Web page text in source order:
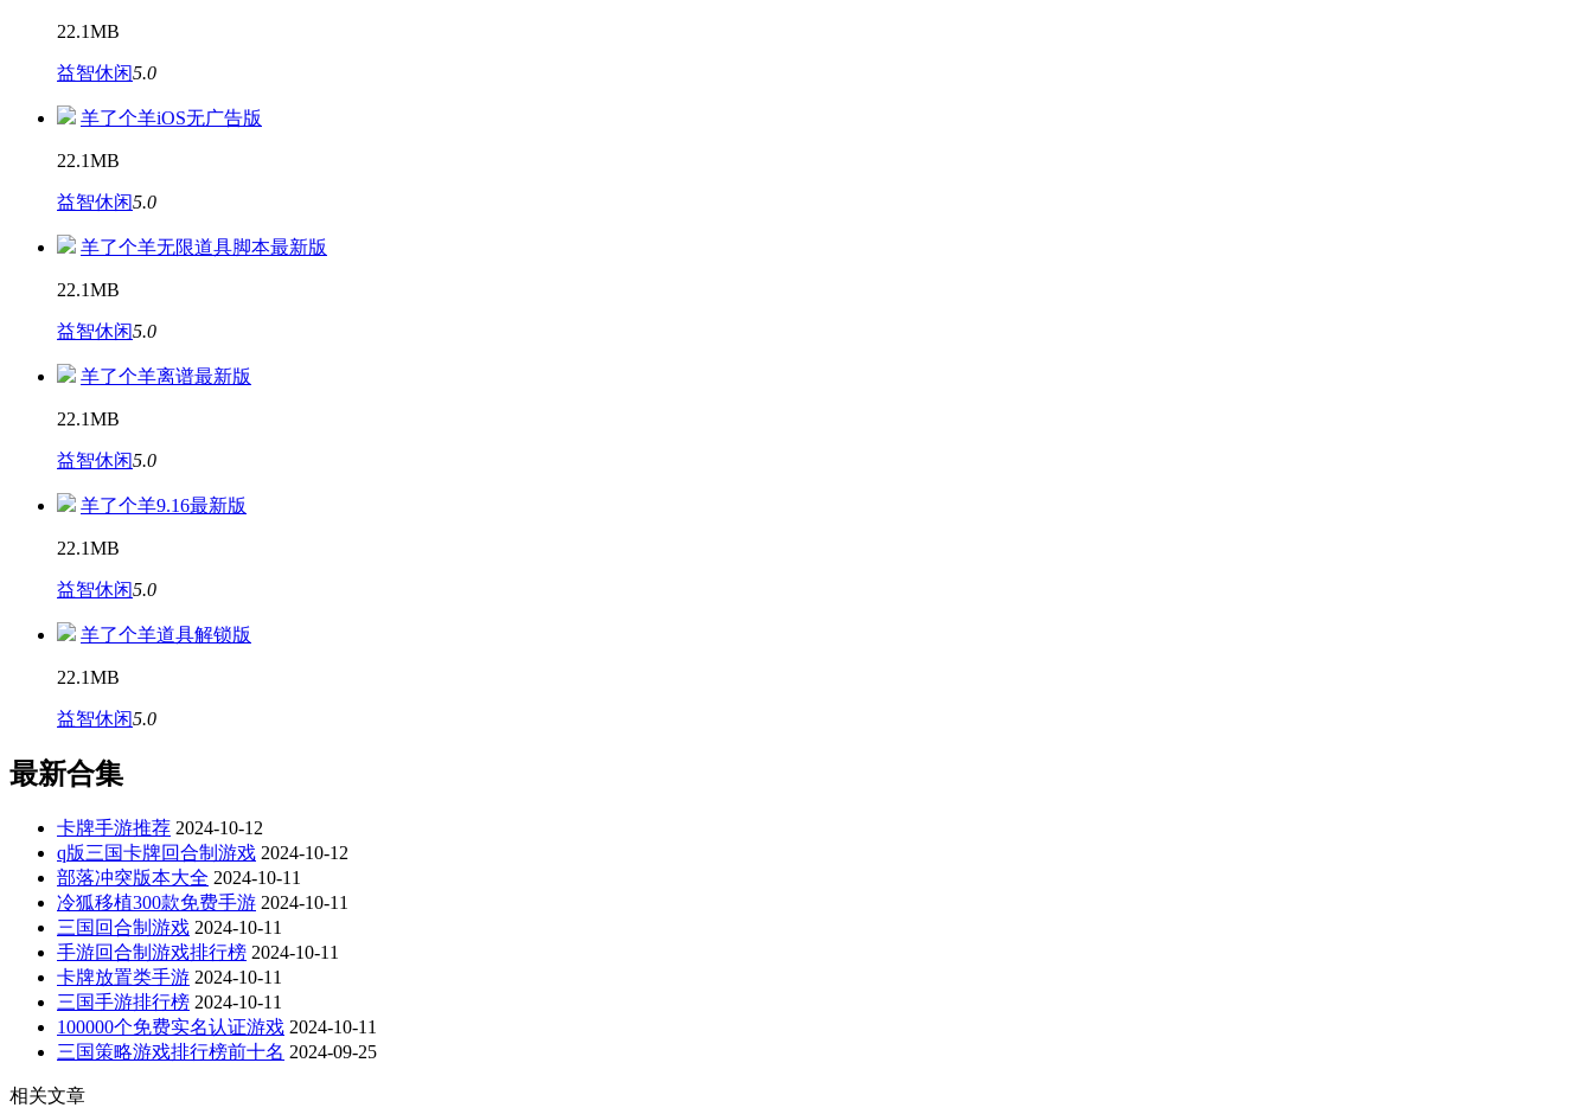
22.1MB
益智休闲5.0
羊了个羊iOS无广告版
22.1MB
益智休闲5.0
羊了个羊无限道具脚本最新版
22.1MB
益智休闲5.0
羊了个羊离谱最新版
22.1MB
益智休闲5.0
羊了个羊9.16最新版
22.1MB
益智休闲5.0
羊了个羊道具解锁版
22.1MB
益智休闲5.0
最新合集
卡牌手游推荐 2024-10-12
q版三国卡牌回合制游戏 2024-10-12
部落冲突版本大全 2024-10-11
冷狐移植300款免费手游 2024-10-11
三国回合制游戏 2024-10-11
手游回合制游戏排行榜 2024-10-11
卡牌放置类手游 2024-10-11
三国手游排行榜 2024-10-11
100000个免费实名认证游戏 2024-10-11
三国策略游戏排行榜前十名 2024-09-25
相关文章